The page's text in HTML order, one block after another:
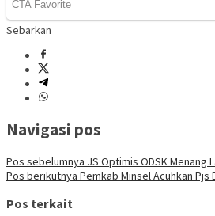
Sebarkan
Navigasi pos
Pos sebelumnya JS Optimis ODSK Menang
Pos berikutnya Pemkab Minsel Acuhkan Pjs
Pos terkait